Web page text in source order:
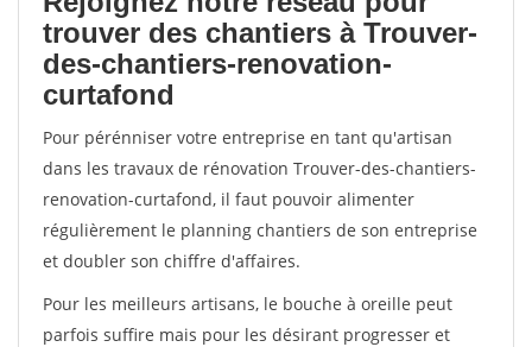
trouver des chantiers à Trouver-
des-chantiers-renovation-
curtafond
Pour pérénniser votre entreprise en tant qu'artisan
dans les travaux de rénovation Trouver-des-chantiers-
renovation-curtafond, il faut pouvoir alimenter
régulièrement le planning chantiers de son entreprise
et doubler son chiffre d'affaires.
Pour les meilleurs artisans, le bouche à oreille peut
parfois suffire mais pour les désirant progresser et